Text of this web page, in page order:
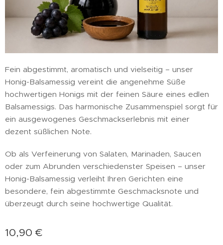
Fein abgestimmt, aromatisch und vielseitig – unser
Honig-Balsamessig vereint die angenehme Süße
hochwertigen Honigs mit der feinen Säure eines edlen
Balsamessigs. Das harmonische Zusammenspiel sorgt für
ein ausgewogenes Geschmackserlebnis mit einer
dezent süßlichen Note.
Ob als Verfeinerung von Salaten, Marinaden, Saucen
oder zum Abrunden verschiedenster Speisen – unser
Honig-Balsamessig verleiht Ihren Gerichten eine
besondere, fein abgestimmte Geschmacksnote und
überzeugt durch seine hochwertige Qualität.
10,90 €